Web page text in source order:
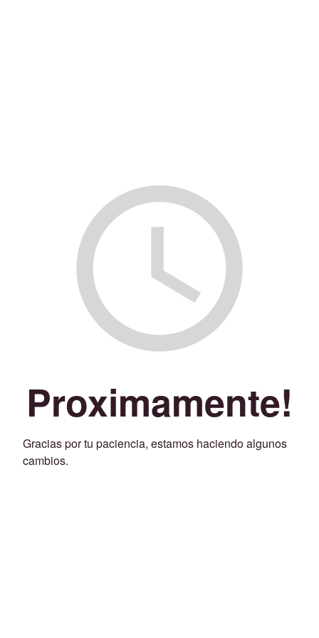
Proximamente!
Gracias por tu paciencia, estamos haciendo algunos
cambios.